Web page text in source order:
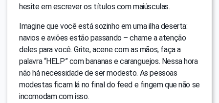
hesite em escrever os títulos com maiúsculas.
Imagine que você está sozinho em uma ilha deserta:
navios e aviões estão passando – chame a atenção
deles para você. Grite, acene com as mãos, faça a
palavra “HELP” com bananas e caranguejos. Nessa hora
não há necessidade de ser modesto. As pessoas
modestas ficam lá no final do feed e fingem que não se
incomodam com isso.